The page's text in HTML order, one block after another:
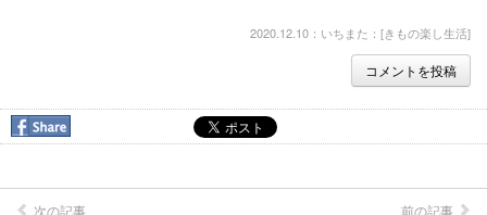
◎リンク
2020.12.10：いちまた：[きもの楽し生活]
コメントを投稿
次の記事 前の記事